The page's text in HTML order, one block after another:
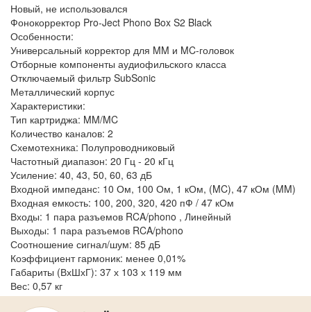
Новый, не использовался
Фонокорректор Pro-Ject Phono Box S2 Black
Особенности:
Универсальный корректор для MM и MC-головок
Отборные компоненты аудиофильского класса
Отключаемый фильтр SubSonic
Металлический корпус
Характеристики:
Тип картриджа: MM/MC
Количество каналов: 2
Схемотехника: Полупроводниковый
Частотный диапазон: 20 Гц - 20 кГц
Усиление: 40, 43, 50, 60, 63 дБ
Входной импеданс: 10 Ом, 100 Ом, 1 кОм, (MC), 47 кОм (MM)
Входная емкость: 100, 200, 320, 420 пФ / 47 кОм
Входы: 1 пара разъемов RCA/phono , Линейный
Выходы: 1 пара разъемов RCA/phono
Соотношение сигнал/шум: 85 дБ
Коэффициент гармоник: менее 0,01%
Габариты (ВхШхГ): 37 х 103 х 119 мм
Вес: 0,57 кг